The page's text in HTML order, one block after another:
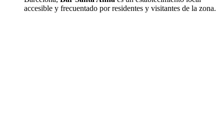
accesible y frecuentado por residentes y visitantes de la zona.